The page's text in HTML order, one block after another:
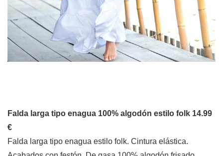
Falda larga tipo enagua 100% algodón estilo folk 14.99
€
Falda larga tipo enagua estilo folk. Cintura elástica.